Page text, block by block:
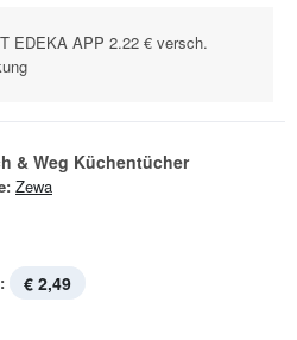
EDEKA APP 2.22 € versch.
& Weg Küchentücher
Zewa
€ 2,49